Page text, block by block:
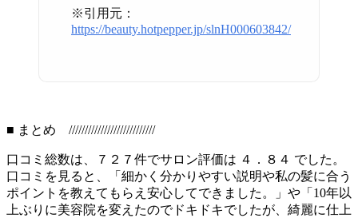
※引用元：
https://beauty.hotpepper.jp/slnH000603842/
■ まとめ ///////////////////////////
口コミ総数は、７２７件でサロン評価は ４．８４ でした。
口コミを見ると、「細かく分かりやすい説明や私の髪に合う
ポイントを教えてもらえ安心してできました。」や「10年以
上ぶりに美容院を変えたのでドキドキでしたが、綺麗に仕上